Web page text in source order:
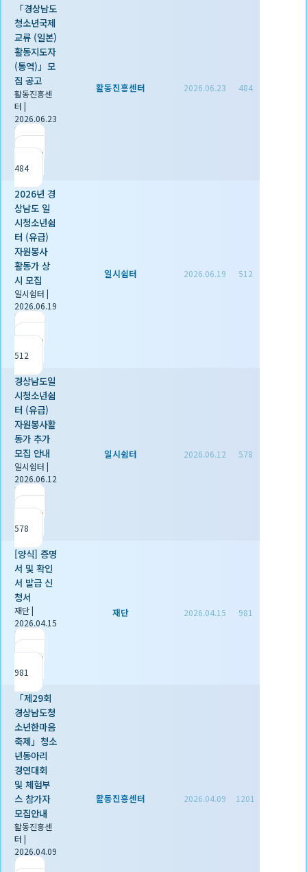
「경상남도
청소년국제
교류 (일본)
활동지도자
(통역)」모
집 공고
활동진흥센
터 |
2026.06.23
|
조회
484
활동진흥센터 2026.06.23 484
2026년 경
상남도 일
시청소년쉼
터 (유급)
자원봉사
활동가 상
시 모집
일시쉼터 |
2026.06.19
|
조회
512
일시쉼터 2026.06.19 512
경상남도일
시청소년쉼
터 (유급)
자원봉사활
동가 추가
모집 안내
일시쉼터 |
2026.06.12
|
조회
578
일시쉼터 2026.06.12 578
[양식] 증명
서 및 확인
서 발급 신
청서
재단|
2026.04.15
|
조회
981
재단 2026.04.15 981
「제29회
경상남도청
소년한마음
축제」청소
년동아리
경연대회
및 체험부
스 참가자
모집안내
활동진흥센
터 |
2026.04.09
|
활동진흥센터 2026.04.09 1201